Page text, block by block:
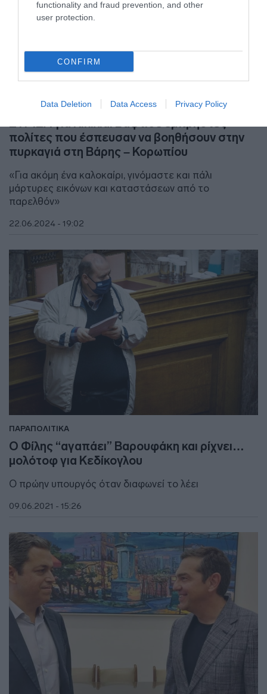
functionality and fraud prevention, and other
user protection.
CONFIRM
Data Deletion Data Access Privacy Policy
πολίτες που έσπευσαν να βοηθήσουν στην
πυρκαγιά στη Βάρης – Κορωπίου
«Για ακόμη ένα καλοκαίρι, γινόμαστε και πάλι
μάρτυρες εικόνων και καταστάσεων από το
παρελθόν»
22.06.2024 - 19:02
ΠΑΡΑΠΟΛΙΤΙΚΑ
Ο Φίλης “αγαπάει” Βαρουφάκη και ρίχνει…
μολότοφ για Κεδίκογλου
Ο πρώην υπουργός όταν διαφωνεί το λέει
09.06.2021 - 15:26